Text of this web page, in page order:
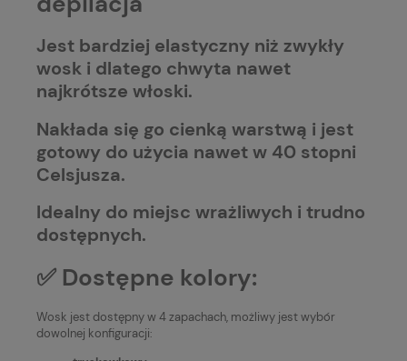
Jest bardziej elastyczny niż zwykły
wosk i dlatego chwyta nawet
najkrótsze włoski.
Nakłada się go cienką warstwą i jest
gotowy do użycia nawet w 40 stopni
Celsjusza.
Idealny do miejsc wrażliwych i trudno
dostępnych.
✅ Dostępne kolory:
Wosk jest dostępny w 4 zapachach, możliwy jest wybór
dowolnej konfiguracji: